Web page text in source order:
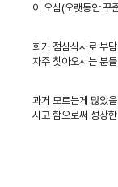
이 오심(오랫동안 꾸
회가 점심식사로 부
자주 찾아오시는 분
과거 모르는게 많았
시고 함으로써 성장